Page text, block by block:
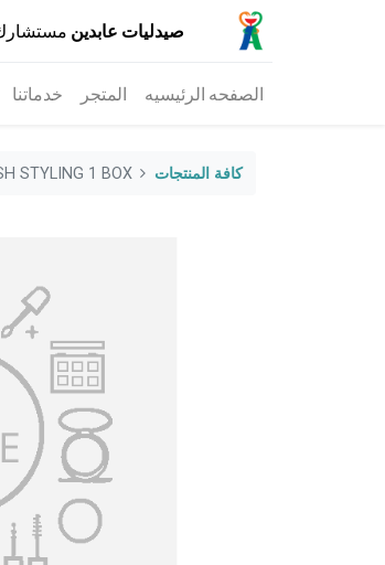
صيدليات عابدين
الصفحه الرئيسيه المتجر خدماتنا
كافة المنتجات STYLING 1 BOX